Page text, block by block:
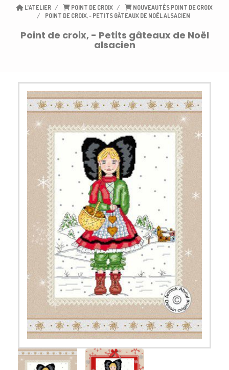
L'ATELIER POINT DE CROIX
NOUVEAUTÉS POINT DE CROIX
POINT DE CROIX, - PETITS GÂTEAUX DE NOËL ALSACIEN
Point de croix, - Petits gâteaux de Noël
alsacien